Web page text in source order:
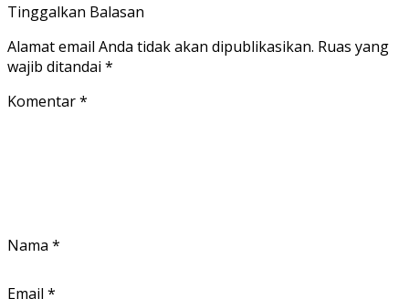
Tinggalkan Balasan
Alamat email Anda tidak akan dipublikasikan. Ruas yang
wajib ditandai *
Komentar*
Nama *
Email *